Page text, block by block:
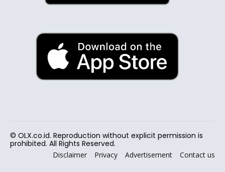
© OLX.co.id. Reproduction without explicit permission is
prohibited. All Rights Reserved.
Disclaimer Privacy Advertisement Contact us